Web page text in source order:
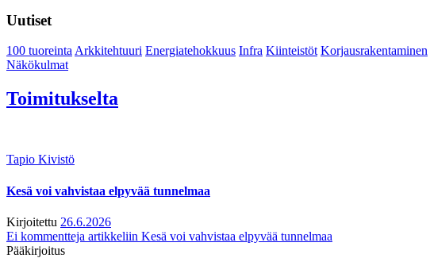
Uutiset
100 tuoreintaArkkitehtuuri Energiatehokkuus Infra Kiinteistöt Korjausrakentaminen
Näkökulmat
Toimitukselta
Tapio Kivistö
Kesä voi vahvistaa elpyvää tunnelmaa
Kirjoitettu 26.6.2026
Ei kommentteja artikkeliin Kesä voi vahvistaa elpyvää tunnelmaa
Pääkirjoitus